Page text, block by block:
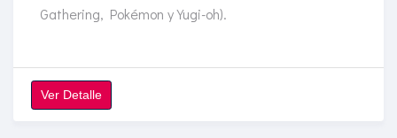
Gathering, Pokémon y Yugi-oh).
Ver Detalle